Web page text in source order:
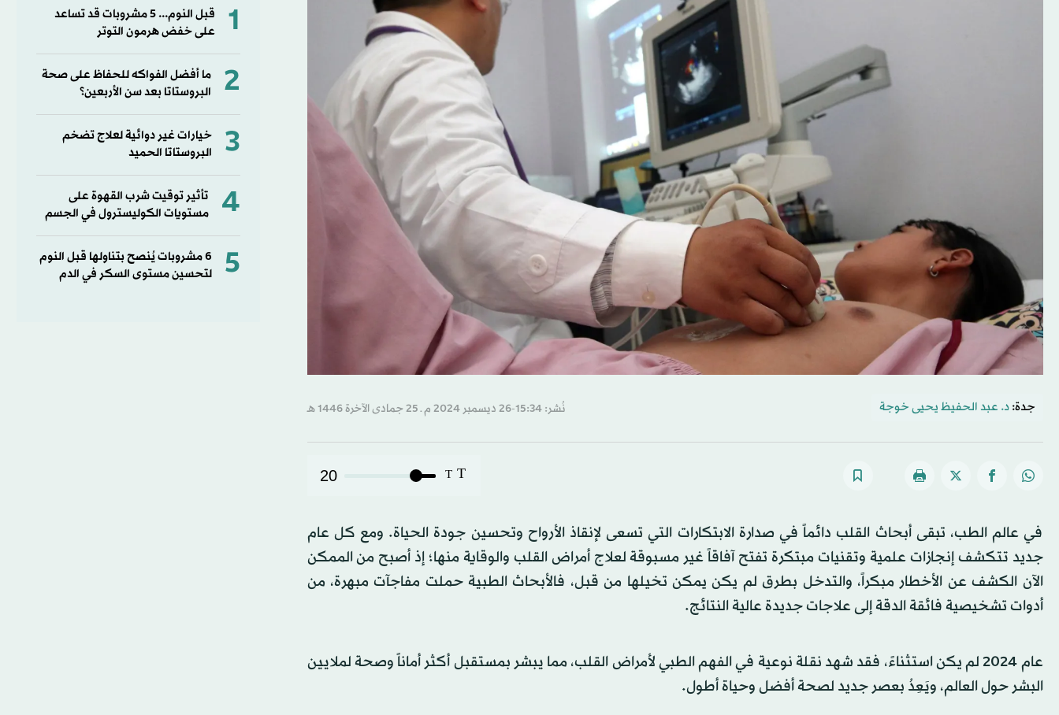
جدة: د. عبد الحفيظ يحيى خوجة نُشر: 15:34-26 ديسمبر 2024 م ـ 25 جمادى الآخرة 1446 هـ
T
T
20
في عالم الطب، تبقى أبحاث القلب دائماً في صدارة الابتكارات التي تسعى لإنقاذ الأرواح وتحسين جودة الحياة. ومع كل عام
جديد تتكشف إنجازات علمية وتقنيات مبتكرة تفتح آفاقاً غير مسبوقة لعلاج أمراض القلب والوقاية منها؛ إذ أصبح من الممكن
الآن الكشف عن الأخطار مبكراً، والتدخل بطرق لم يكن يمكن تخيلها من قبل، فالأبحاث الطبية حملت مفاجآت مبهرة، من
أدوات تشخيصية فائقة الدقة إلى علاجات جديدة عالية النتائج.
عام 2024 لم يكن استثناءً، فقد شهد نقلة نوعية في الفهم الطبي لأمراض القلب، مما يبشر بمستقبل أكثر أماناً وصحة لملايين
البشر حول العالم، ويَعِدُ بعصر جديد لصحة أفضل وحياة أطول.
1
قبل النوم... 5 مشروبات قد تساعد
على خفض هرمون التوتر
2
ما أفضل الفواكه للحفاظ على صحة
البروستاتا بعد سن الأربعين؟
3
خيارات غير دوائية لعلاج تضخم
البروستاتا الحميد
4
تأثير توقيت شرب القهوة على
مستويات الكوليسترول في الجسم
5
6 مشروبات يُنصح بتناولها قبل النوم
لتحسين مستوى السكر في الدم